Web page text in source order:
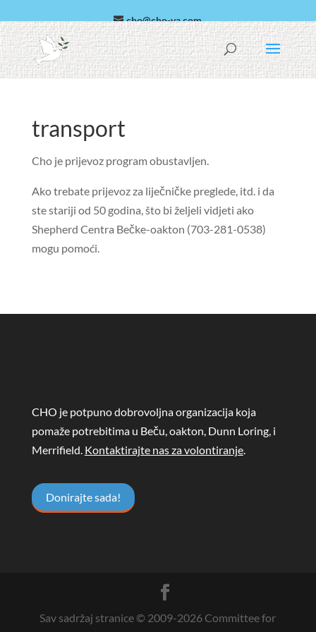
cho@cho-va.com
arapski
Español
transport
Cho je prijevoz program obustavljen.
Ako trebate prijevoz za liječničke preglede, itd. i da
ste stariji od 50 godina, što bi željeli vidjeti ako
Shepherd Centra Bečke-oakton (703-281-0538)
mogu pomoći.
CHO je potpuno dobrovoljna organizacija koja
pomaže potrebitima u Beču, oakton, Dunn Loring, i
Merrifield. Kontaktirajte nas za volontiranje.
Donirajte sada!
Sav sadržaj stranice © 2009-2026 Committee for